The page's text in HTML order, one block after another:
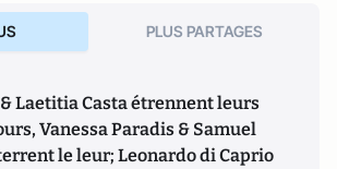
de la monnaie, l’histoire du
violences de masse au XXème siècle
internationales et des conflits
PLUS PARTAGES
Laetitia Casta étrennent leurs
Vanessa Paradis & Samuel
le leur; Leonardo di Caprio